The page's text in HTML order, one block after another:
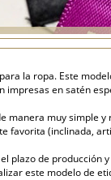
la ropa. Este
en satén
manera muy simple
favorita (inclinada,
plazo de producción
este modelo de